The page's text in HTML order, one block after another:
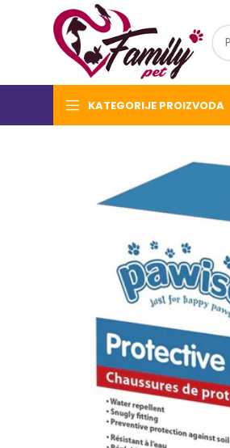
KATEGORIJE PROIZVODA